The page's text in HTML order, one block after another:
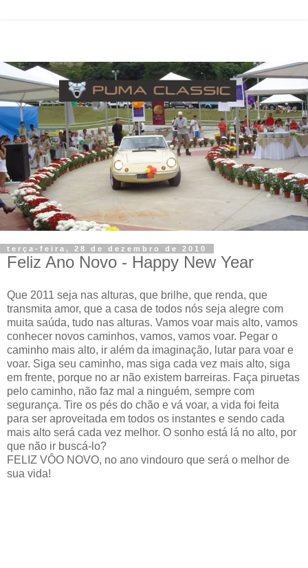
terça-feira, 28 de dezembro de 2010
Feliz Ano Novo - Happy New Year
Que 2011 seja nas alturas, que brilhe, que renda, que
transmita amor, que a casa de todos nós seja alegre com
muita saúda, tudo nas alturas. Vamos voar mais alto, vamos
conhecer novos caminhos, vamos, vamos voar. Pegar o
caminho mais alto, ir além da imaginação, lutar para voar e
voar. Siga seu caminho, mas siga cada vez mais alto, siga
em frente, porque no ar não existem barreiras. Faça piruetas
pelo caminho, não faz mal a ninguém, sempre com
segurança. Tire os pés do chão e vá voar, a vida foi feita
para ser aproveitada em todos os instantes e sendo cada
mais alto será cada vez melhor. O sonho está lá no alto, por
que não ir buscá-lo?
FELIZ VÔO NOVO, no ano vindouro que será o melhor de
sua vida!